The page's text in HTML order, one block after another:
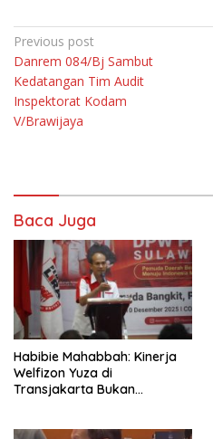
Navigasi
pos
Previous post
Danrem 084/Bj Sambut
Kedatangan Tim Audit
Inspektorat Kodam
V/Brawijaya
Baca Juga
Habibie Mahabbah: Kinerja
Welfizon Yuza di
Transjakarta Bukan